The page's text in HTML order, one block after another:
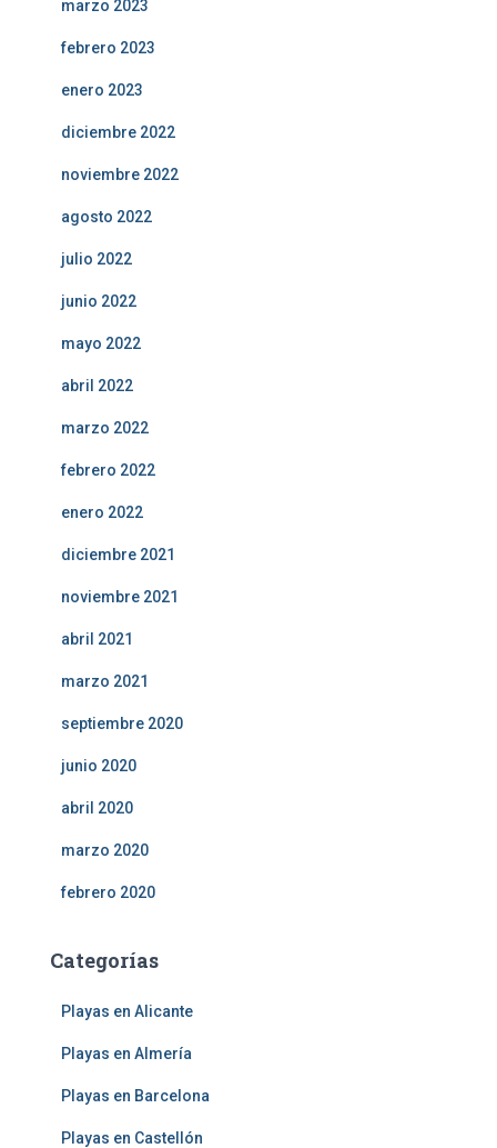
marzo 2023
febrero 2023
enero 2023
diciembre 2022
noviembre 2022
agosto 2022
julio 2022
junio 2022
mayo 2022
abril 2022
marzo 2022
febrero 2022
enero 2022
diciembre 2021
noviembre 2021
abril 2021
marzo 2021
septiembre 2020
junio 2020
abril 2020
marzo 2020
febrero 2020
Categorías
Playas en Alicante
Playas en Almería
Playas en Barcelona
Playas en Castellón